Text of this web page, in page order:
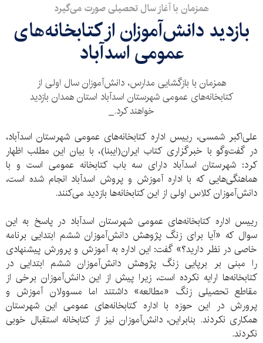
همزمان با آغاز سال تحصیلی صورت‌ می‌گیرد
بازدید دانش‌آموزان از کتابخانه‌های
عمومی اسد‌آباد
همزمان با بازگشایی مدارس، دانش‌آموزان سال اولی‌ از
کتابخانه‌های عمومی شهرستان اسدآباد استان همدان بازدید
خواهند کرد._
علی‌اکبر شمسی، رییس اداره کتابخانه‌های عمومی شهرستان اسد‌آباد،
در گفت‌وگو با خبرگزاری کتاب ایران(ایبنا)، با بیان این مطلب اظهار
کرد: شهرستان اسد‌آباد دارای سه باب کتابخانه عمومی است و با
هماهنگی‌هایی که با اداره آموزش و پروش اسد‌آباد انجام شده است،
دانش‌آموزان کلاس اولی از این کتابخانه‌ها بازدید می‌کنند.
رییس اداره کتابخانه‌های عمومی شهرستان اسد‌آباد در پاسخ به این
سوال که «آیا برای زنگ پژوهش دانش‌آموزان ششم ابتدایی برنامه
خاصی در نظر دارید؟» گفت: این اداره به آموزش و پرورش پیشنهادی
را مبنی بر برپایی زنگ پژوهش دانش‌آموزان ششم ابتدایی در
کتابخانه‌ها ارایه نکرده است، زیرا پیش از این دانش‌آموزان برخی از
مقاطع تحصیلی زنگ «مطالعه» داشتند اما مسوولان آموزش و
پرورش در این حوزه با اداره کتابخانه‌های عمومی این شهرستان
همکاری نکردند. بنابراین، دانش‌آموزان نیز از کتابخانه استقبال خوبی
نکردند.